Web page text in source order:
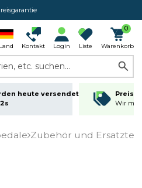
Rückgabe*
Land Kontakt Login Liste
0
Warenkorb
etc. suchen...
heute versendet
Wir
Zubehör und